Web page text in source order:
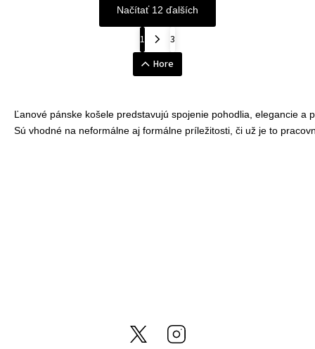
Načítať 12 ďalších
1
3
Hore
Ľanové pánske košele predstavujú spojenie pohodlia, elegancie
Sú vhodné na neformálne aj formálne príležitosti, či už je to
@tom_linen